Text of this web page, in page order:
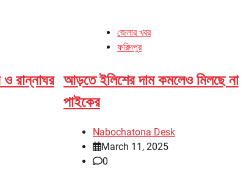
রান্নাঘর
জেলার খবর
ফরিদপুর
আড়তে ইলিশের দাম কমলেও মিলছে না
পাইকের
Nabochatona Desk
March 11, 2025
0